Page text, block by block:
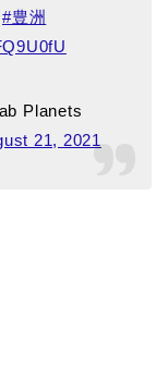
#豊洲
Planets
21, 2021